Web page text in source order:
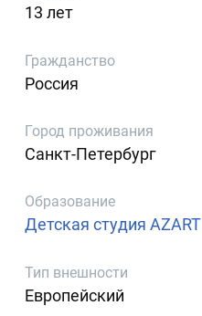
13 лет
Гражданство
Россия
Город проживания
Санкт-Петербург
Образование
Детская студия AZART
Тип внешности
Европейский